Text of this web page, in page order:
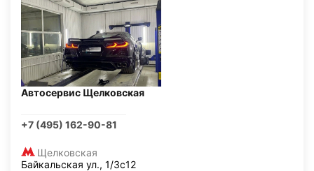
Автосервис Щелковская
+7 (495) 162-90-81
Щелковская
Байкальская ул., 1/3с12